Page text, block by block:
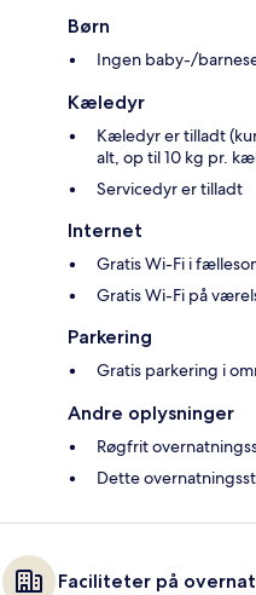
Børn
Ingen baby-/
Kæledyr
Kæledyr er tilladt
alt, op til 10 kg pr.
Servicedyr er tilladt
Internet
Gratis Wi-Fi i
Gratis Wi-Fi på
Parkering
Gratis parkering i
Andre oplysninger
Røgfrit
Dette
Faciliteter på